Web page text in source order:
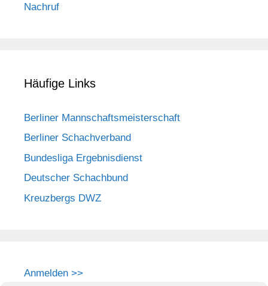
Nachruf
Häufige Links
Berliner Mannschaftsmeisterschaft
Berliner Schachverband
Bundesliga Ergebnisdienst
Deutscher Schachbund
Kreuzbergs DWZ
Anmelden >>